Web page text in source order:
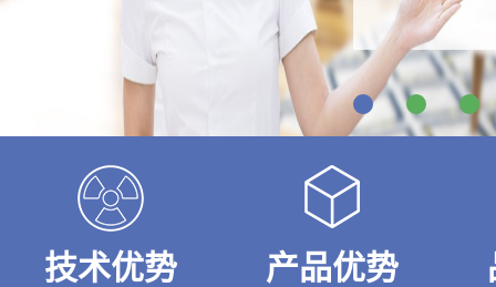
技术优势 产品优势